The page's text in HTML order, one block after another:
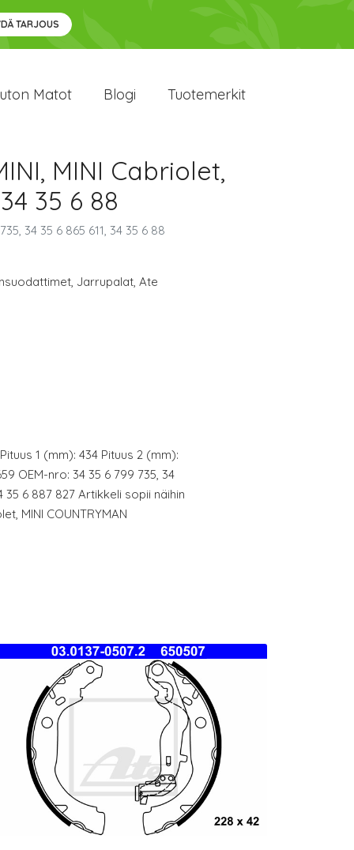
TARJOUS
Matot Blogi Tuotemerkit
MINI Cabriolet,
35 6 88
34 35 6 865 611, 34 35 6 88
, Jarrupalat, Ate
1 (mm): 434 Pituus 2 (mm):
OEM-nro: 34 35 6 799 735, 34
35 6 887 827 Artikkeli sopii näihin
MINI COUNTRYMAN